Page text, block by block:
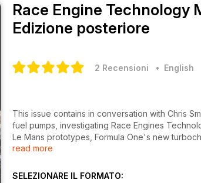
Race Engine Technology
Edizione posteriore
2 Recensioni • English
This issue contains in conversation with Chris
fuel pumps, investigating Race Engines
Le Mans prototypes, Formula One's new
2003 and their future, future of NHRA top fuel, a
read more
SELEZIONARE IL FORMATO: